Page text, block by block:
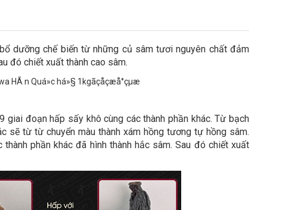
dưỡng chế biến từ những củ sâm tươi nguyên chất đảm
đó chiết xuất thành cao sâm.
đoạn hấp sấy khô cùng các thành phần khác. Từ bạch
từ từ chuyển màu thành xám hồng tương tự hồng sâm.
phần khác đã hình thành hắc sâm. Sau đó chiết xuất